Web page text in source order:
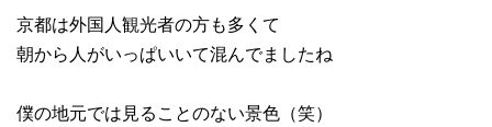
京都は外国人観光者の方も多くて
朝から人がいっぱいいて混んでましたね
僕の地元では見ることのない景色（笑）